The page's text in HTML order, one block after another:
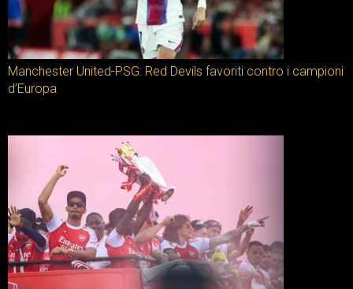
Manchester United-PSG: Red Devils favoriti contro i campioni
d’Europa